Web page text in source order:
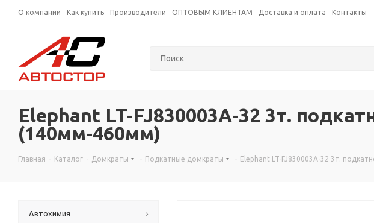
О компании Как купить Производители ОПТОВЫМ КЛИЕНТАМ Доставка и оплата Контакты
Elephant LT-FJ830003A-32 3т.
(140мм-460мм)
Главная - Каталог - Домкраты - Подкатные домкраты - Elephant LT-FJ830003A-32 3т.
Автохимия